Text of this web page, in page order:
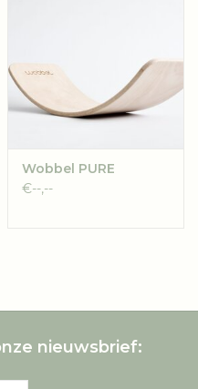
Wobbel PURE
€--,--
nieuwsbrief: